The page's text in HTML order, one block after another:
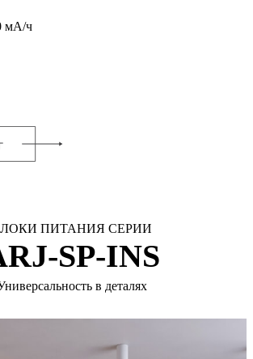
мА/ч
ПИТАНИЯ СЕРИИ
SP-INS
в деталях